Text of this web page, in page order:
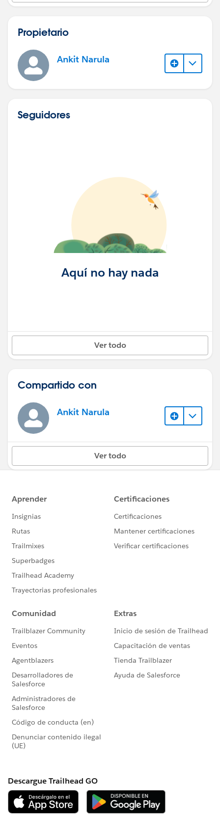
Propietario
Ankit Narula
Seguidores
Aquí no hay nada
Ver todo
Compartido con
Ankit Narula
Ver todo